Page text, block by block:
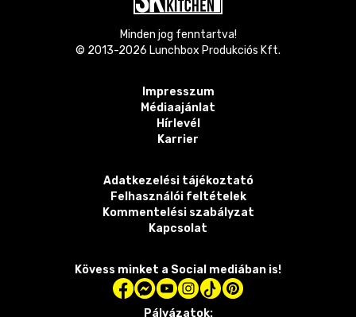
Minden jog fenntartva!
© 2013-2026 Lunchbox Produkciós Kft.
Impresszum
Médiaajánlat
Hírlevél
Karrier
Adatkezelési tájékoztató
Felhasználói feltételek
Kommentelési szabályzat
Kapcsolat
Kövess minket a Social mediában is!
Pályázatok: